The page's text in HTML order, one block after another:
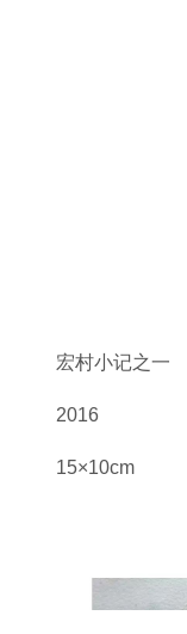
宏村小记之一
2016
15×10cm